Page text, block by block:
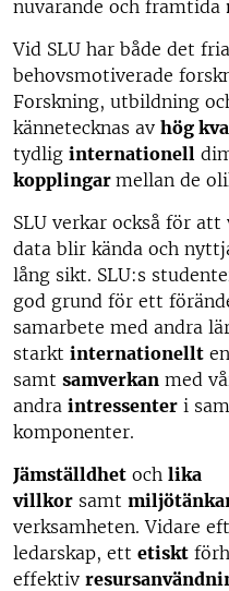
nuvarande och framtida
Vid SLU har både det
behovsmotiverade
Forskning, utbildning
kännetecknas av hög
tydlig internationell
kopplingar mellan de
SLU verkar också för
data blir kända och
lång sikt. SLU:s
god grund för ett
samarbete med andra
starkt internationellt
samt samverkan med
andra intressenter i
komponenter.
Jämställdhet och lika
villkor samt
verksamheten. Vidare
ledarskap, ett etiskt
effektiv